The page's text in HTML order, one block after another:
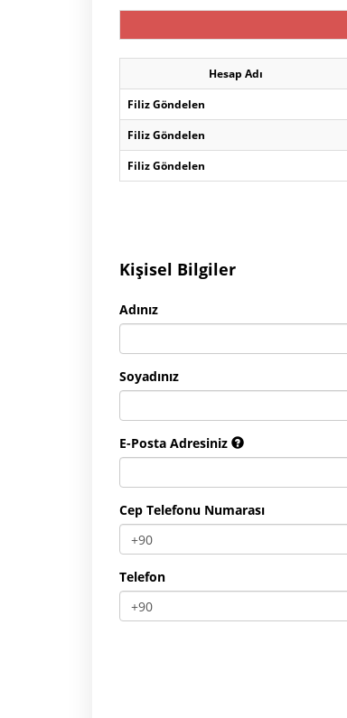
Hesap Adı
Filiz Göndelen
Filiz Göndelen
Filiz Göndelen
Kişisel Bilgiler
Adınız
Soyadınız
E-Posta Adresiniz
Cep Telefonu Numarası
Telefon